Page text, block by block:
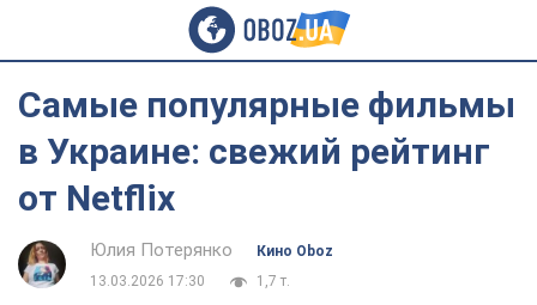
Самые популярные фильмы
в Украине: свежий рейтинг
от Netflix
Юлия Потерянко
Кино Oboz
13.03.2026 17:30
1,7 т.